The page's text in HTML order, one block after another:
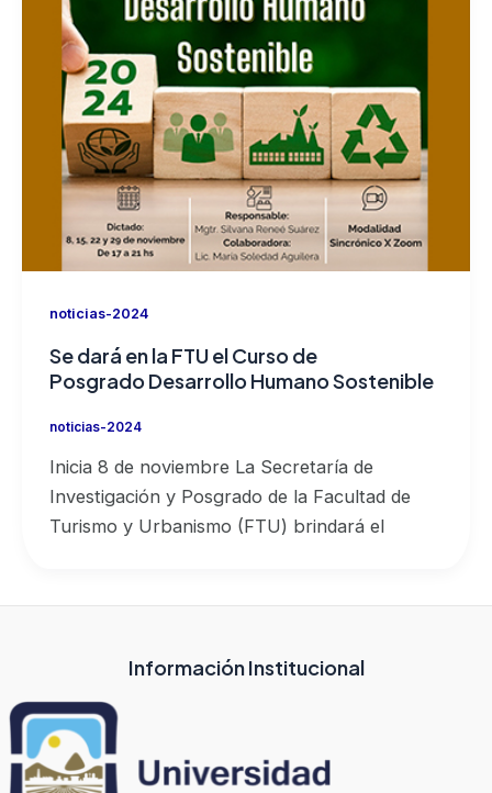
noticias-2024
Se dará en la FTU el Curso de
Posgrado Desarrollo Humano Sostenible
noticias-2024
Inicia 8 de noviembre La Secretaría de
Investigación y Posgrado de la Facultad de
Turismo y Urbanismo (FTU) brindará el
Información Institucional